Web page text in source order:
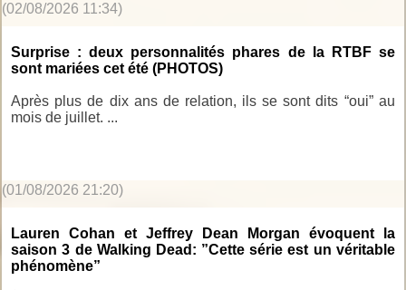
(02/08/2026 11:34)
Surprise : deux personnalités phares de la RTBF se
sont mariées cet été (PHOTOS)
Après plus de dix ans de relation, ils se sont dits “oui” au
mois de juillet. ...
(01/08/2026 21:20)
Lauren Cohan et Jeffrey Dean Morgan évoquent la
saison 3 de Walking Dead: ”Cette série est un véritable
phénomène”